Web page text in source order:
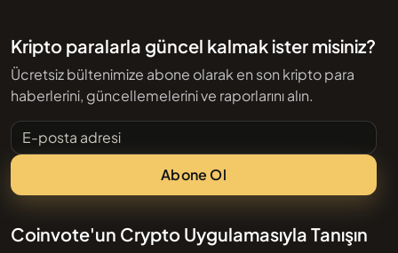
Kripto paralarla güncel kalmak ister misiniz?
Ücretsiz bültenimize abone olarak en son kripto para
haberlerini, güncellemelerini ve raporlarını alın.
E-posta adresi
Abone Ol
Coinvote'un Crypto Uygulamasıyla Tanışın